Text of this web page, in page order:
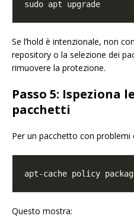
Se l’hold è intenzionale, non
repository o la selezione dei
rimuovere la protezione.
Passo 5: Ispeziona
pacchetti
Per un pacchetto con problemi
Questo mostra: